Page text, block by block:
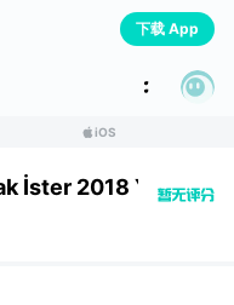
下载 App
iOS
İster 2018 Yeni